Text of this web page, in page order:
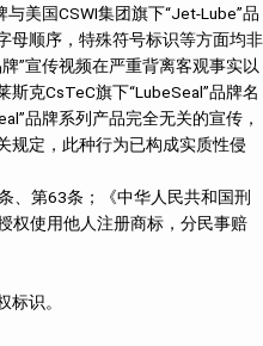
美国CSWI集团旗下“Jet-Lube”品
母顺序，特殊符号标识等方面均非
”宣传视频在严重背离客观事实以
克CsTeC旗下“LubeSeal”品牌名
品牌系列产品完全无关的宣传，
规定，此种行为已构成实质性侵
、第63条；《中华人民共和国刑
权使用他人注册商标，分民事赔
识。